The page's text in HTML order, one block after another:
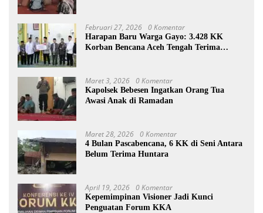
Februari 27, 2026 0 Komentar
Harapan Baru Warga Gayo: 3.428 KK
Korban Bencana Aceh Tengah Terima
Maret 3, 2026 0 Komentar
Kapolsek Bebesen Ingatkan Orang Tua
Awasi Anak di Ramadan
Maret 28, 2026 0 Komentar
4 Bulan Pascabencana, 6 KK di Seni Antara
Belum Terima Huntara
April 19, 2026 0 Komentar
Kepemimpinan Visioner Jadi Kunci
Penguatan Forum KKA